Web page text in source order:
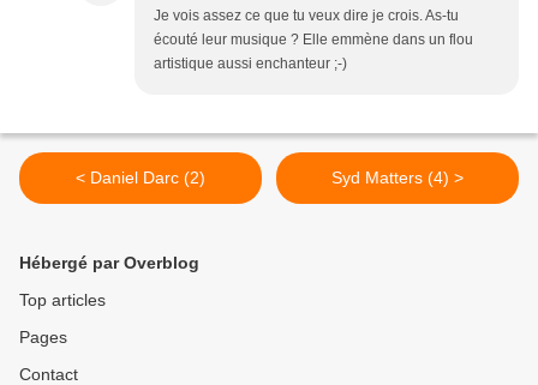
Je vois assez ce que tu veux dire je crois. As-tu
écouté leur musique ? Elle emmène dans un flou
artistique aussi enchanteur ;-)
< Daniel Darc (2) Syd Matters (4) >
Hébergé par Overblog
Top articles
Pages
Contact